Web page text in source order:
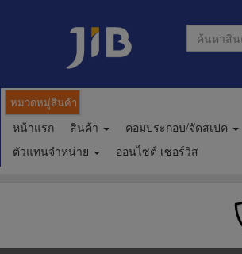
หมวดหมู่สินค้า
หน้าแรก สินค้า คอมประกอบ/จัดสเปค
ตัวแทนจำหน่าย
ออนไซต์ เซอร์วิส